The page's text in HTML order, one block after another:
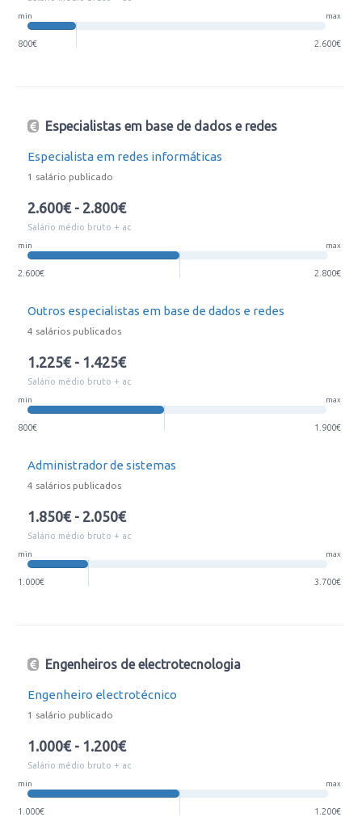
min max
800€ 2.600€
Especialistas em base de dados e redes
Especialista em redes informáticas
1 salário publicado
2.600€ - 2.800€
Salário médio bruto + ac
min max
2.600€ 2.800€
Outros especialistas em base de dados e redes
4 salários publicados
1.225€ - 1.425€
Salário médio bruto + ac
min max
800€ 1.900€
Administrador de sistemas
4 salários publicados
1.850€ - 2.050€
Salário médio bruto + ac
min max
1.000€ 3.700€
Engenheiros de electrotecnologia
Engenheiro electrotécnico
1 salário publicado
1.000€ - 1.200€
Salário médio bruto + ac
min max
1.000€ 1.200€